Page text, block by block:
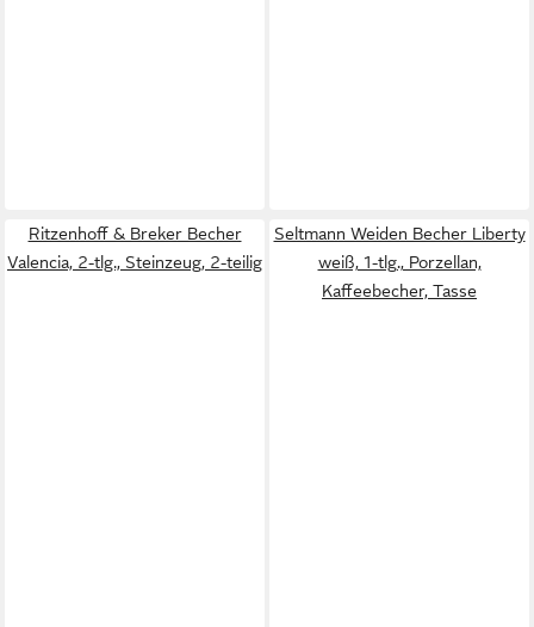
Ritzenhoff & Breker Becher
Valencia, 2-tlg., Steinzeug, 2-teilig
Seltmann Weiden Becher Liberty
weiß, 1-tlg., Porzellan,
Kaffeebecher, Tasse